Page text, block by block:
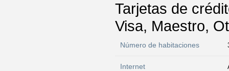
Tarjetas de
Visa, Maestro,
Número de habitaciones
Internet